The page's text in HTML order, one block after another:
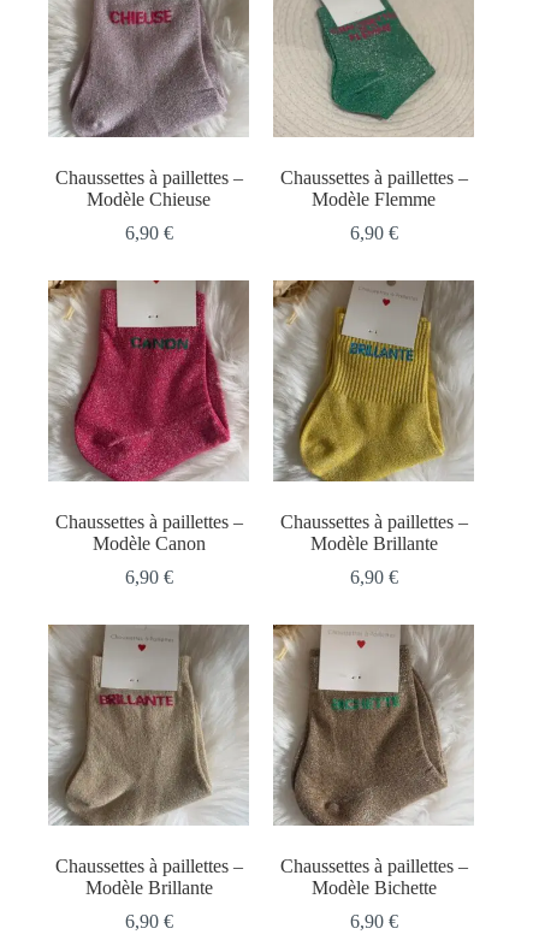
Chaussettes à paillettes –
Modèle Chieuse
6,90 €
Chaussettes à paillettes –
Modèle Flemme
6,90 €
Chaussettes à paillettes –
Modèle Canon
6,90 €
Chaussettes à paillettes –
Modèle Brillante
6,90 €
Chaussettes à paillettes –
Modèle Brillante
6,90 €
Chaussettes à paillettes –
Modèle Bichette
6,90 €